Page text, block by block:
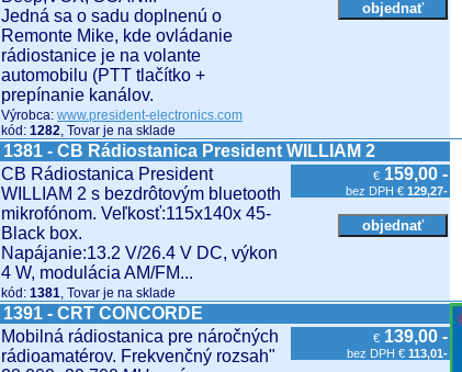
Jedná sa o sadu doplnenú o
Remonte Mike, kde ovládanie
rádiostanice je na volante
automobilu (PTT tlačítko +
prepínanie kanálov.
Výrobca: www.president-electronics.com
kód: 1282, Tovar je na sklade
1381 - CB Rádiostanica President WILLIAM 2
CB Rádiostanica President
WILLIAM 2 s bezdrôtovým bluetooth
mikrofónom. Veľkosť:115x140x 45-
Black box.
Napájanie:13.2 V/26.4 V DC, výkon
4 W, modulácia AM/FM...
kód: 1381, Tovar je na sklade
€ 159,00 -
bez DPH € 129,27-
1391 - CRT CONCORDE
Mobilná rádiostanica pre náročných
rádioamatérov. Frekvenčný rozsah"
€ 139,00 -
bez DPH € 113,01-